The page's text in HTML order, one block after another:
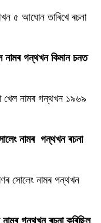
৫ আঘোন তাৰিখে ৰচনা
নামৰ গন্থখন কিমান চনত
খেল নামৰ গন্থখন ১৯৬৯
নামৰ গন্থখন ৰচনা
সোলেং নামৰ গন্থখন
গন্থখন ৰচনা কৰিছিল